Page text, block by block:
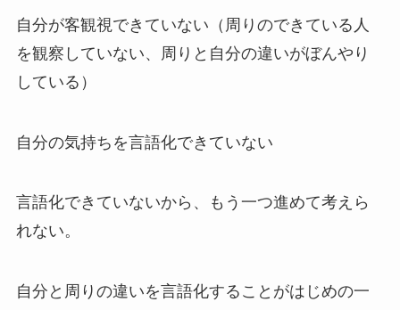
自分が客観視できていない（周りのできている人
を観察していない、周りと自分の違いがぼんやり
している）
自分の気持ちを言語化できていない
言語化できていないから、もう一つ進めて考えら
れない。
自分と周りの違いを言語化することがはじめの一